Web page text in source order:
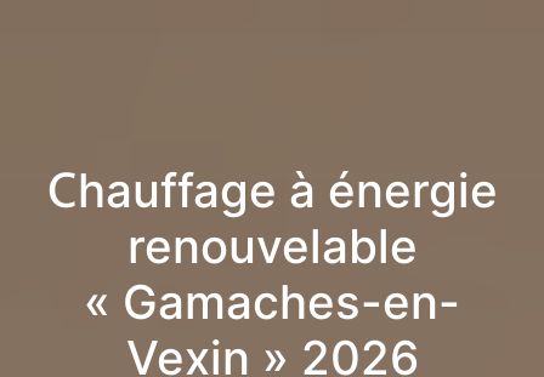
Chauffage à énergie
renouvelable
« Gamaches-en-
Vexin » 2026